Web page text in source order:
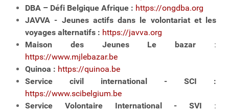
DBA – Défi Belgique Afrique : https://ongdba.org
JAVVA - Jeunes actifs dans le volontariat et les
voyages alternatifs : https://javva.org
Maison des Jeunes Le bazar :
https://www.mjlebazar.be
Quinoa : https://quinoa.be
Service civil international - SCI :
https://www.scibelgium.be
Service Volontaire International - SVI :